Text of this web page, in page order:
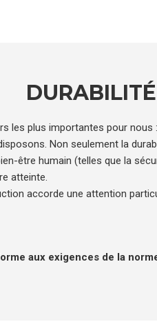
DURABILITÉ
les plus importantes pour
Non seulement la
être humain (telles que la
atteinte.
accorde une attention
aux exigences de la